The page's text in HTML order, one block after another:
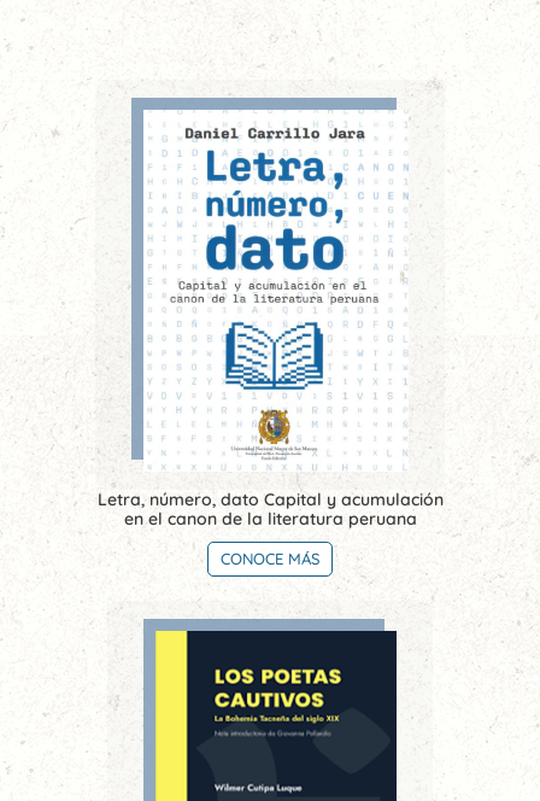
Letra, número, dato Capital y acumulación
en el canon de la literatura peruana
CONOCE MÁS